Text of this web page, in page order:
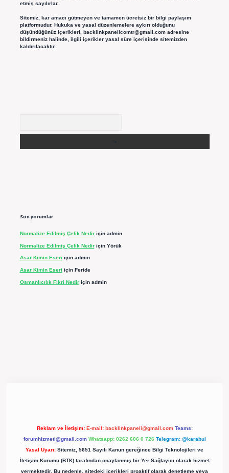
etmiş sayılırlar.
Sitemiz, kar amacı gütmeyen ve tamamen ücretsiz bir bilgi paylaşım
platformudur. Hukuka ve yasal düzenlemelere aykırı olduğunu
düşündüğünüz içerikleri, backlinkpanelicomtr@gmail.comadresine
bildirmeniz halinde, ilgili içerikler yasal süre içerisinde sitemizden
kaldırılacaktır.
Son yorumlar
Normalize Edilmiş Çelik Nediriçin admin
Normalize Edilmiş Çelik Nediriçin Yörük
Asar Kimin Eseri için admin
Asar Kimin Eseri için Feride
Osmanlıcılık Fikri Nediriçin admin
Reklam ve İletişim: E-mail: backlinkpaneli@gmail.com Teams:
forumhizmeti@gmail.com Whatsapp: 0262 606 0 726 Telegram: @karabul
Yasal Uyarı: Sitemiz, 5651 Sayılı Kanun gereğince Bilgi Teknolojileri ve
İletişim Kurumu (BTK) tarafından onaylanmış bir Yer Sağlayıcı olarak hizmet
vermektedir. Bu nedenle, sitedeki içerikleri proaktif olarak denetleme veya